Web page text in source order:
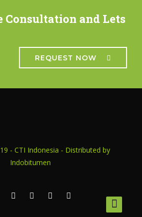
Consultation and Lets
REQUEST NOW
- CTI Indonesia - Distributed by
Indobitumen